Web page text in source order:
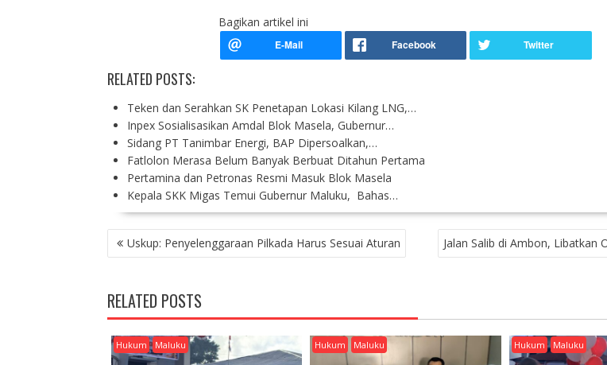
Bagikan artikel ini
RELATED POSTS:
Teken dan Serahkan SK Penetapan Lokasi Kilang LNG,…
Inpex Sosialisasikan Amdal Blok Masela, Gubernur…
Sidang PT Tanimbar Energi, BAP Dipersoalkan,…
Fatlolon Merasa Belum Banyak Berbuat Ditahun Pertama
Pertamina dan Petronas Resmi Masuk Blok Masela
Kepala SKK Migas Temui Gubernur Maluku, Bahas…
P
O
T
N
A
V
Uskup: Penyelenggaraan Pilkada Harus Sesuai Aturan Jalan Salib di Ambon, Libatkan
RELATED POSTS
Hukum Maluku Hukum Maluku Hukum Maluku